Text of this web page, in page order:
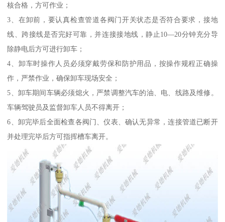
核合格，方可作业；
3、在卸前，要认真检查管道各阀门开关状态是否符合要求，接地
线、跨接线是否完好可靠，并连接接地线，静止10—20分钟充分导
除静电后方可进行卸车；
4、卸车时操作人员必须穿戴劳保和防护用品，按操作规程正确操
作，严禁作业，确保卸车现场安全；
5、卸车期间车辆必须熄火，严禁调整汽车的油、电、线路及维修。
车辆驾驶员及监督卸车人员不得离开；
6、卸完毕后全面检查各阀门、仪表、确认无异常，连接管道已断开
并处理完毕后方可指挥槽车离开。